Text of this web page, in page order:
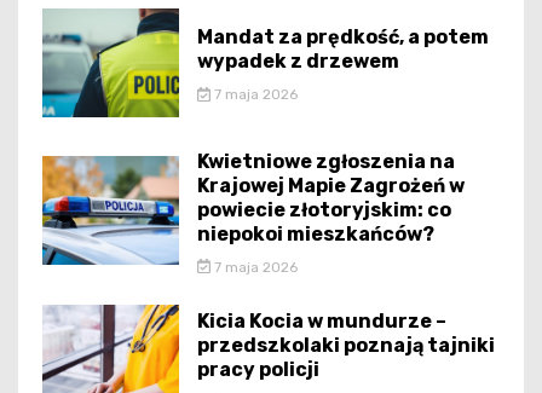
Mandat za prędkość, a potem
wypadek z drzewem
7 maja 2026
Kwietniowe zgłoszenia na
Krajowej Mapie Zagrożeń w
powiecie złotoryjskim: co
niepokoi mieszkańców?
7 maja 2026
Kicia Kocia w mundurze –
przedszkolaki poznają tajniki
pracy policji